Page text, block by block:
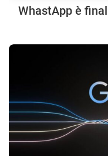
WhastApp è